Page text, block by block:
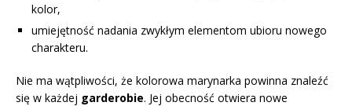
kolor,
umiejętność nadania zwykłym elementom ubioru nowego
charakteru.
Nie ma wątpliwości, że kolorowa marynarka powinna znaleźć
się w każdej garderobie. Jej obecność otwiera nowe